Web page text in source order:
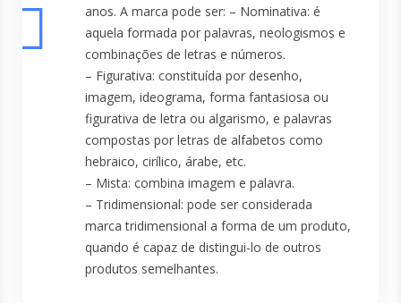
anos. A marca pode ser: – Nominativa: é
aquela formada por palavras, neologismos e
combinações de letras e números.
– Figurativa: constituída por desenho,
imagem, ideograma, forma fantasiosa ou
figurativa de letra ou algarismo, e palavras
compostas por letras de alfabetos como
hebraico, cirílico, árabe, etc.
– Mista: combina imagem e palavra.
– Tridimensional: pode ser considerada
marca tridimensional a forma de um produto,
quando é capaz de distingui-lo de outros
produtos semelhantes.